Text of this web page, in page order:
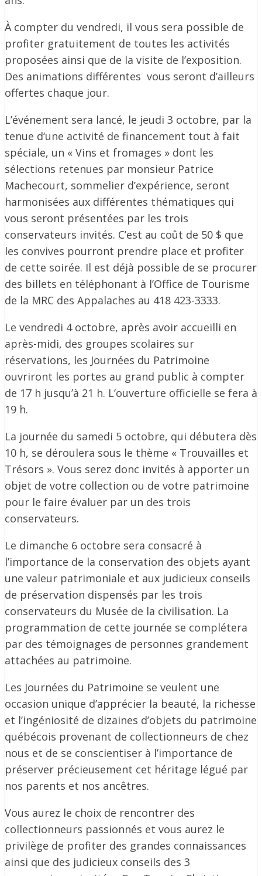
À compter du vendredi, il vous sera possible de
profiter gratuitement de toutes les activités
proposées ainsi que de la visite de l’exposition.
Des animations différentes vous seront d’ailleurs
offertes chaque jour.
L’événement sera lancé, le jeudi 3 octobre, par la
tenue d‘une activité de financement tout à fait
spéciale, un « Vins et fromages » dont les
sélections retenues par monsieur Patrice
Machecourt, sommelier d’expérience, seront
harmonisées aux différentes thématiques qui
vous seront présentées par les trois
conservateurs invités. C’est au coût de 50 $ que
les convives pourront prendre place et profiter
de cette soirée. Il est déjà possible de se procurer
des billets en téléphonant à l’Office de Tourisme
de la MRC des Appalaches au 418 423-3333.
Le vendredi 4 octobre, après avoir accueilli en
après-midi, des groupes scolaires sur
réservations, les Journées du Patrimoine
ouvriront les portes au grand public à compter
de 17 h jusqu’à 21 h. L’ouverture officielle se fera à
19 h.
La journée du samedi 5 octobre, qui débutera dès
10 h, se déroulera sous le thème « Trouvailles et
Trésors ». Vous serez donc invités à apporter un
objet de votre collection ou de votre patrimoine
pour le faire évaluer par un des trois
conservateurs.
Le dimanche 6 octobre sera consacré à
l’importance de la conservation des objets ayant
une valeur patrimoniale et aux judicieux conseils
de préservation dispensés par les trois
conservateurs du Musée de la civilisation. La
programmation de cette journée se complétera
par des témoignages de personnes grandement
attachées au patrimoine.
Les Journées du Patrimoine se veulent une
occasion unique d’apprécier la beauté, la richesse
et l’ingéniosité de dizaines d’objets du patrimoine
québécois provenant de collectionneurs de chez
nous et de se conscientiser à l’importance de
préserver précieusement cet héritage légué par
nos parents et nos ancêtres.
Vous aurez le choix de rencontrer des
collectionneurs passionnés et vous aurez le
privilège de profiter des grandes connaissances
ainsi que des judicieux conseils des 3